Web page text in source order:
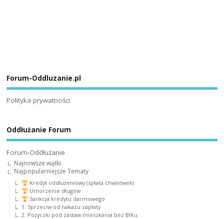
Forum-Oddluzanie.pl
Polityka prywatności
Oddłużanie Forum
Forum-Oddłużanie
Najnowsze wątki
Najpopularniejsze Tematy
Kredyt oddłużeniowy (spłata chwilówek)
Umorzenie długów
Sankcja kredytu darmowego
1. Sprzeciw od nakazu zapłaty
2. Pożyczki pod zastaw mieszkania bez BIKu